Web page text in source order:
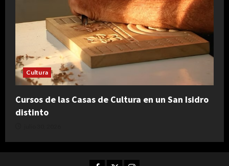
Cultura
Cursos de las Casas de Cultura en un San Isidro
distinto